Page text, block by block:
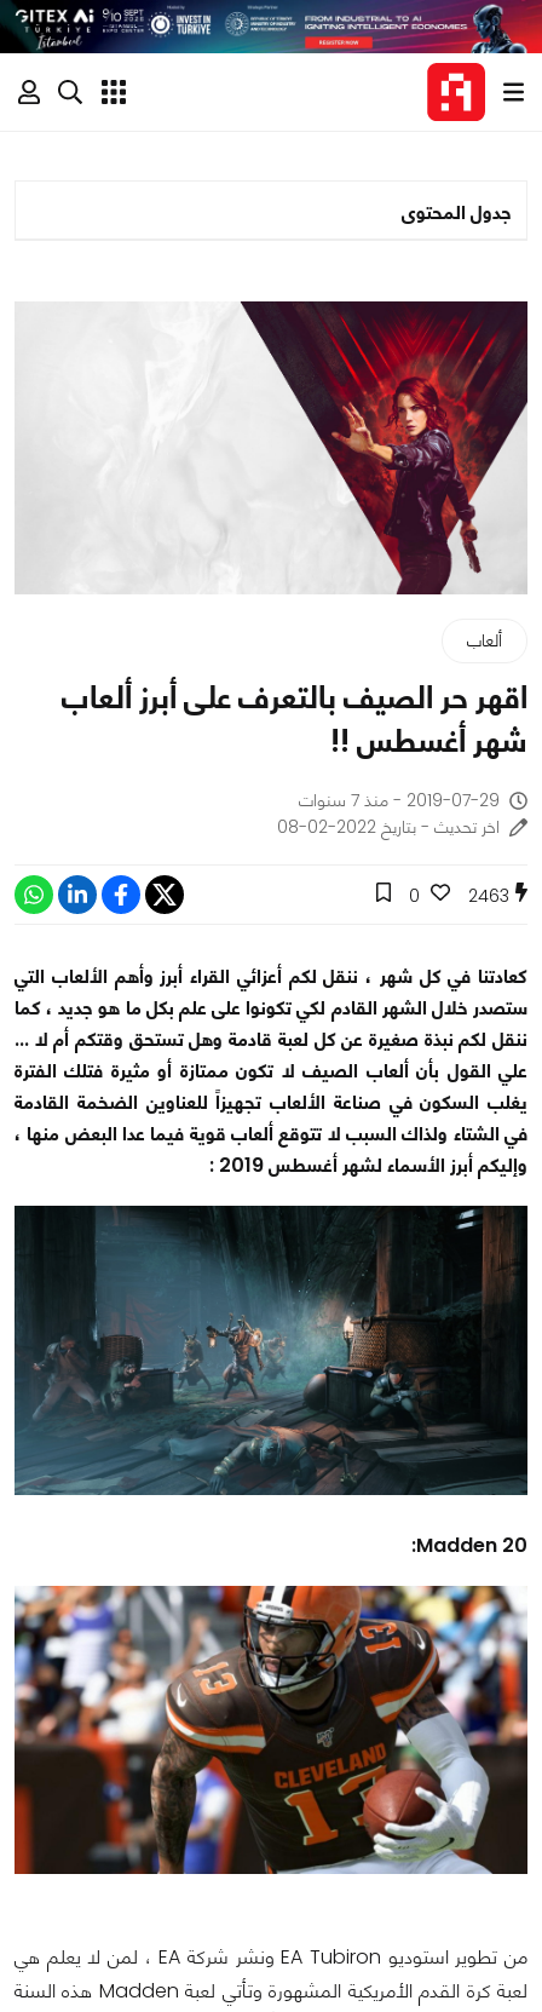
جدول المحتوى
ألعاب
اقهر حر الصيف بالتعرف على أبرز ألعاب
شهر أغسطس !!
2019-07-29 - منذ 7 سنوات
اخر تحديث - بتاريخ 2022-02-08
2463
0
كعادتنا في كل شهر ، ننقل لكم أعزائي القراء أبرز وأهم الألعاب التي
ستصدر خلال الشهر القادم لكي تكونوا على علم بكل ما هو جديد ، كما
ننقل لكم نبذة صغيرة عن كل لعبة قادمة وهل تستحق وقتكم أم لا ...
علي القول بأن ألعاب الصيف لا تكون ممتازة أو مثيرة فتلك الفترة
يغلب السكون في صناعة الألعاب تجهيزاً للعناوين الضخمة القادمة
في الشتاء ولذاك السبب لا تتوقع ألعاب قوية فيما عدا البعض منها ،
وإليكم أبرز الأسماء لشهر أغسطس 2019 :
Madden 20:
من تطوير استوديو EA Tubiron ونشر شركة EA ، لمن لا يعلم هي
لعبة كرة القدم الأمريكية المشهورة وتأتي لعبة Madden هذه السنة